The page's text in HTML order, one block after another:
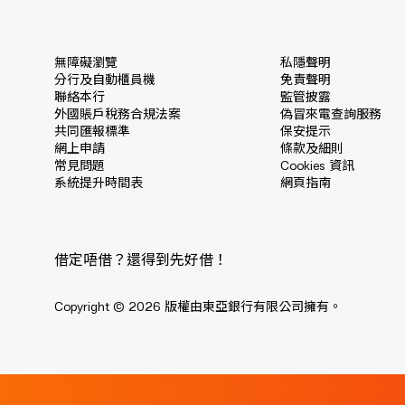
無障礙瀏覽
分行及自動櫃員機
聯絡本行
外國賬戶稅務合規法案
共同匯報標準
網上申請
常見問題
系統提升時間表
私隱聲明
免責聲明
監管披露
偽冒來電查詢服務
保安提示
條款及細則
Cookies 資訊
網頁指南
借定唔借？還得到先好借！
Copyright © 2026 版權由東亞銀行有限公司擁有。